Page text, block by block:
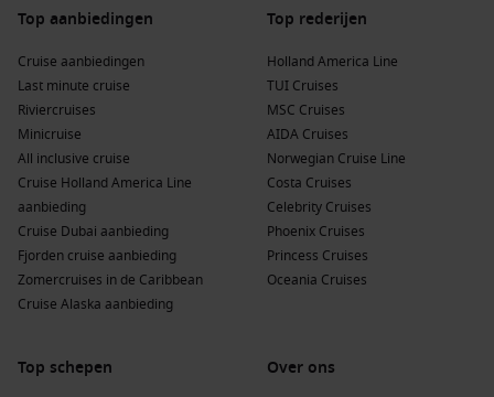
Top aanbiedingen
Cruise aanbiedingen
Last minute cruise
Riviercruises
Minicruise
All inclusive cruise
Cruise Holland America Line
aanbieding
Cruise Dubai aanbieding
Fjorden cruise aanbieding
Zomercruises in de Caribbean
Cruise Alaska aanbieding
Top rederijen
Holland America Line
TUI Cruises
MSC Cruises
AIDA Cruises
Norwegian Cruise Line
Costa Cruises
Celebrity Cruises
Phoenix Cruises
Princess Cruises
Oceania Cruises
Top schepen
Over ons